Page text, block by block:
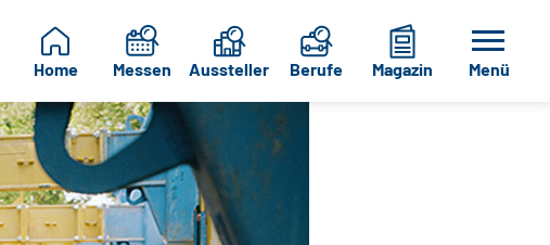
Home Messen Aussteller Berufe Magazin Menü